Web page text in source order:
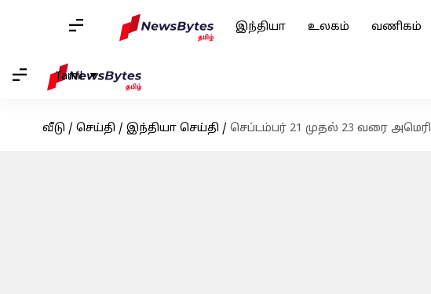
இந்தியா உலகம் வணிகம்
Tamil
வீடு / செய்தி / இந்தியா செய்தி / செப்டம்பர் 21 முதல் 23 வரை